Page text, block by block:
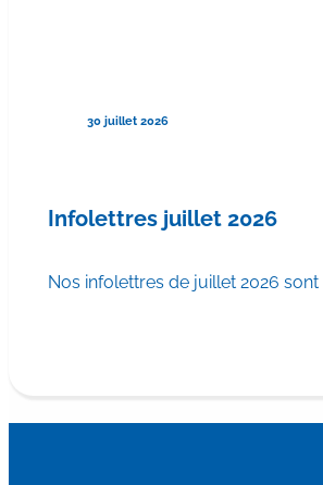
30 juillet 2026
Infolettres juillet 2026
Nos infolettres de juillet 2026